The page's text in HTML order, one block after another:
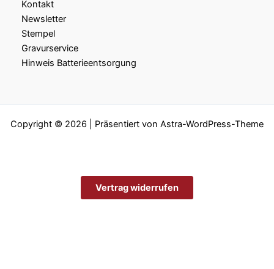
Kontakt
Newsletter
Stempel
Gravurservice
Hinweis Batterieentsorgung
Copyright © 2026 | Präsentiert von Astra-WordPress-Theme
Vertrag widerrufen